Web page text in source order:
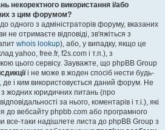
некоректного використання і/або
з цим форумом?
одного з адміністраторів форуму, вказаних
не отримаєте відповіді, зв'яжіться з
whois lookup), або, у випадку, якщо це
yahoo, free.fr, f2s.com і т.п.), з
цього сервісу. Зауважте, що phpBB Group
і не може в жоден спосіб нести будь-
де і ким використовується даний форум. Не
жодних юридичних питань (про
за нього, коментарів і т.і.), які
до вебсайту phpbb.com або програмного
все-таки надішлете листа до phpBB Group з